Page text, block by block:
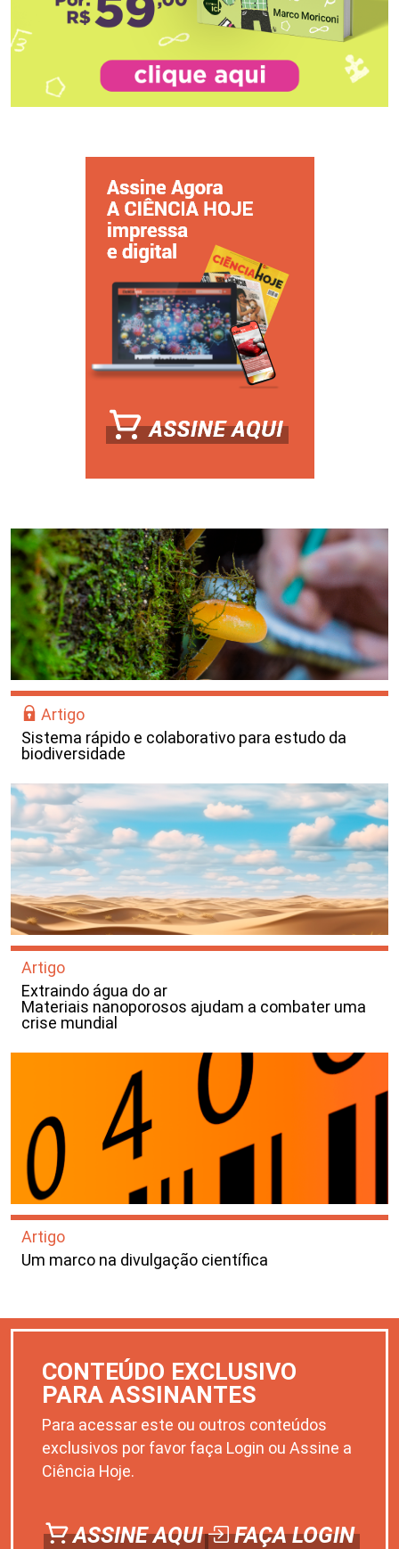
Artigo
Sistema rápido e colaborativo para estudo da
biodiversidade
Artigo
Extraindo água do ar
Materiais nanoporosos ajudam a combater uma
crise mundial
Artigo
Um marco na divulgação científica
CONTEÚDO EXCLUSIVO
PARA ASSINANTES
Para acessar este ou outros conteúdos
exclusivos por favor faça Login ou Assine a
Ciência Hoje.
ASSINE AQUI FAÇA LOGIN